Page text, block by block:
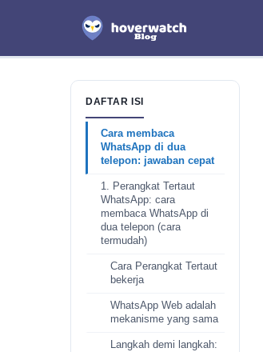
DAFTAR ISI
Cara membaca
WhatsApp di dua
telepon: jawaban cepat
1. Perangkat Tertaut
WhatsApp: cara
membaca WhatsApp di
dua telepon (cara
termudah)
Cara Perangkat Tertaut
bekerja
WhatsApp Web adalah
mekanisme yang sama
Langkah demi langkah: